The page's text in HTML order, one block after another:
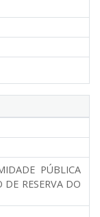
PÚBLICA
RESERVA DO